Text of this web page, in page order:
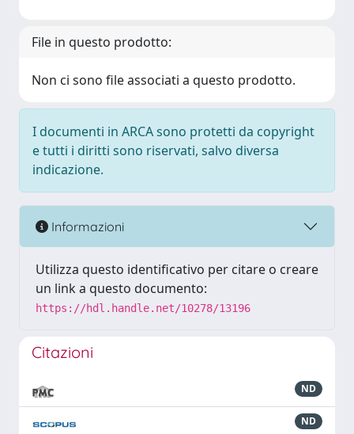
File in questo prodotto:
Non ci sono file associati a questo prodotto.
I documenti in ARCA sono protetti da copyright
e tutti i diritti sono riservati, salvo diversa
indicazione.
Informazioni
Utilizza questo identificativo per citare o creare
un link a questo documento:
https://hdl.handle.net/10278/13196
Citazioni
ND
ND